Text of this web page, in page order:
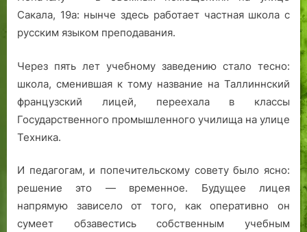
Сакала, 19а: нынче здесь работает частная школа с
русским языком преподавания.
Через пять лет учебному заведению стало тесно:
школа, сменившая к тому название на Таллиннский
французский лицей, переехала в классы
Государственного промышленного училища на улице
Техника.
И педагогам, и попечительскому совету было ясно:
решение это — временное. Будущее лицея
напрямую зависело от того, как оперативно он
сумеет обзавестись собственным учебным